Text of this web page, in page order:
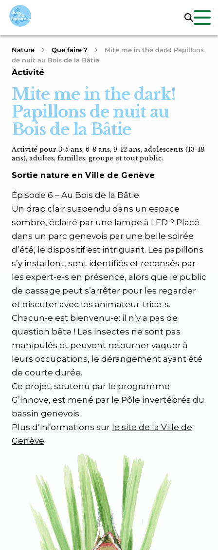
Nature Que faire ?
Mite me in the dark! Papillons
de nuit au Bois de la Bâtie
Activité
Mite me in the dark!
Papillons de nuit au
Bois de la Bâtie
Activité pour 3-5 ans, 6-8 ans, 9-12 ans, adolescents (13-18
ans), adultes, familles, groupe et tout public.
Sortie nature en Ville de Genève
Épisode 6 – Au Bois de la Bâtie
Un drap clair suspendu dans un espace
sombre, éclairé par une lampe à LED ? Placé
dans un parc genevois par une belle soirée
d’été, le dispositif est intriguant. Les papillons
s’y installent, sont identifiés et recensés par
les expert-e-s en présence, alors que le public
de passage peut s’arrêter pour les regarder
et discuter avec les animateur-trice-s.
Chacun-e est bienvenu-e: il n’y a pas de
question bête ! Les insectes ne sont pas
manipulés et peuvent retourner vaquer à
leurs occupations, le dérangement ayant été
de courte durée.
Ce projet, soutenu par le programme
G’innove, est mené par le Pôle invertébrés du
bassin genevois.
Plus d’informations sur le site de la Ville de
Genève.